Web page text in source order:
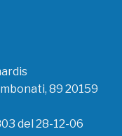
89 20159
del 28-12-06